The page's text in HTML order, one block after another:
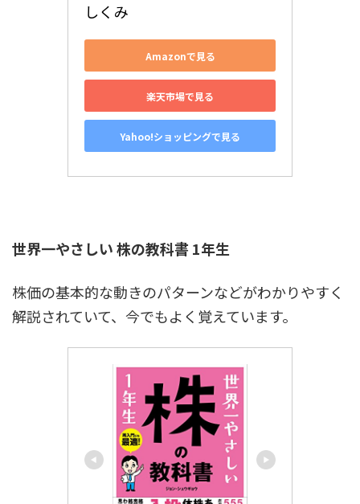
しくみ
Amazonで見る
楽天市場で見る
Yahoo!ショッピングで見る
世界一やさしい 株の教科書 1年生
株価の基本的な動きのパターンなどがわかりやすく
解説されていて、今でもよく覚えています。